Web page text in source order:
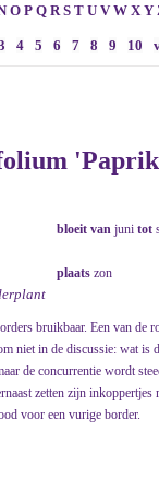
O P Q R S T U V W X Y
4 5 6 7 8 9 10
bloeit van juni tot
plaats zon
bruikbaar. Een van de
niet in de discussie: wat is
de concurrentie wordt
zetten zijn inkoppertjes
voor een vurige border.